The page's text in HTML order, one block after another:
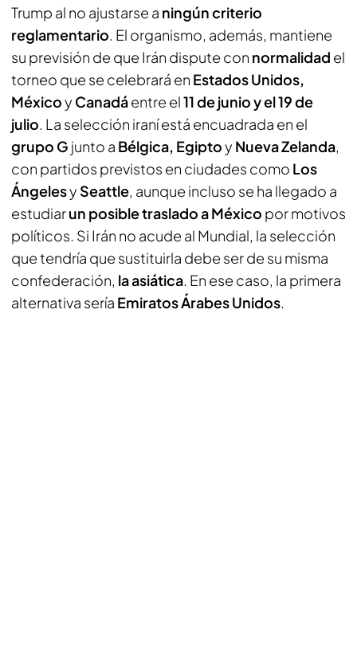
Trump al no ajustarse a ningún criterio
reglamentario. El organismo, además, mantiene
su previsión de que Irán dispute con normalidad el
torneo que se celebrará en Estados Unidos,
Méxicoy Canadáentre el11 de junio y el 19 de
julio. La selección iraní está encuadrada en el
grupo G junto a Bélgica, Egiptoy Nueva Zelanda,
con partidos previstos en ciudades como Los
Ángelesy Seattle, aunque incluso se ha llegado a
estudiarun posible traslado a México por motivos
políticos. Si Irán no acude al Mundial, la selección
que tendría que sustituirla debe ser de su misma
confederación, la asiática. En ese caso, la primera
alternativa sería Emiratos Árabes Unidos.